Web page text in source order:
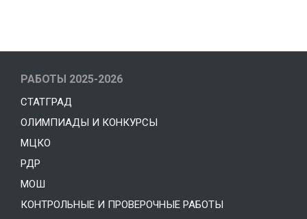
РАБОТЫ 2025-2026
СТАТГРАД
ОЛИМПИАДЫ И КОНКУРСЫ
МЦКО
РДР
МОШ
КОНТРОЛЬНЫЕ И ПРОВЕРОЧНЫЕ РАБОТЫ